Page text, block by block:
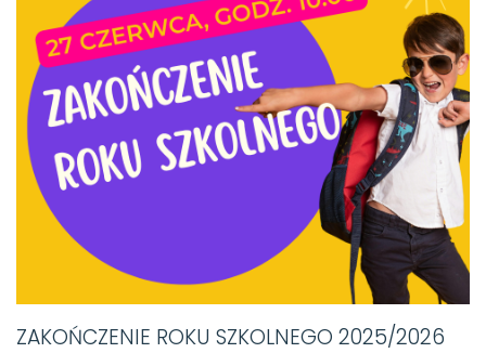
ZAKOŃCZENIE ROKU SZKOLNEGO 2025/2026